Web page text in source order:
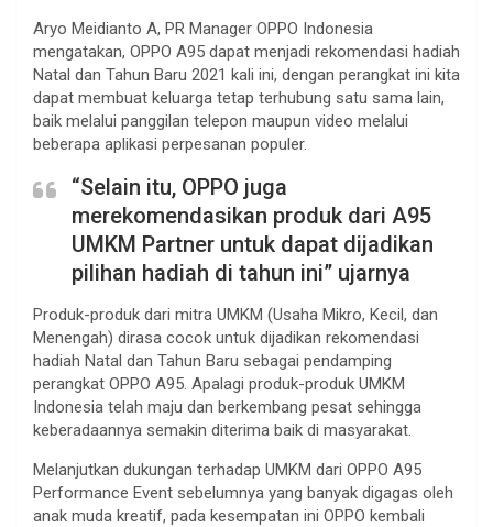
Aryo Meidianto A, PR Manager OPPO Indonesia
mengatakan, OPPO A95 dapat menjadi rekomendasi hadiah
Natal dan Tahun Baru 2021 kali ini, dengan perangkat ini kita
dapat membuat keluarga tetap terhubung satu sama lain,
baik melalui panggilan telepon maupun video melalui
beberapa aplikasi perpesanan populer.
“Selain itu, OPPO juga
merekomendasikan produk dari A95
UMKM Partner untuk dapat dijadikan
pilihan hadiah di tahun ini” ujarnya
Produk-produk dari mitra UMKM (Usaha Mikro, Kecil, dan
Menengah) dirasa cocok untuk dijadikan rekomendasi
hadiah Natal dan Tahun Baru sebagai pendamping
perangkat OPPO A95. Apalagi produk-produk UMKM
Indonesia telah maju dan berkembang pesat sehingga
keberadaannya semakin diterima baik di masyarakat.
Melanjutkan dukungan terhadap UMKM dari OPPO A95
Performance Event sebelumnya yang banyak digagas oleh
anak muda kreatif, pada kesempatan ini OPPO kembali